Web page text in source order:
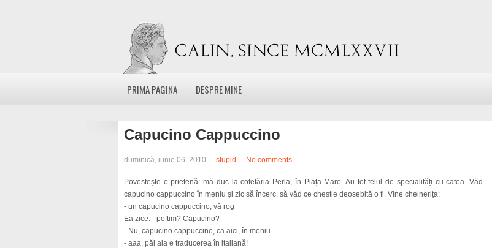
PRIMA PAGINA DESPRE MINE
Capucino Cappuccino
duminică, iunie 06, 2010 stupid No comments
Povestește o prietenă: mă duc la cofetăria Perla, în Piața Mare. Au tot felul de specialități cu cafea. Văd
capucino cappuccino în meniu și zic să încerc, să văd ce chestie deosebită o fi. Vine chelnerița:
- un capucino cappuccino, vă rog
Ea zice: - poftim? Capucino?
- Nu, capucino cappuccino, ca aici, în meniu.
- aaa, păi aia e traducerea în italiană!